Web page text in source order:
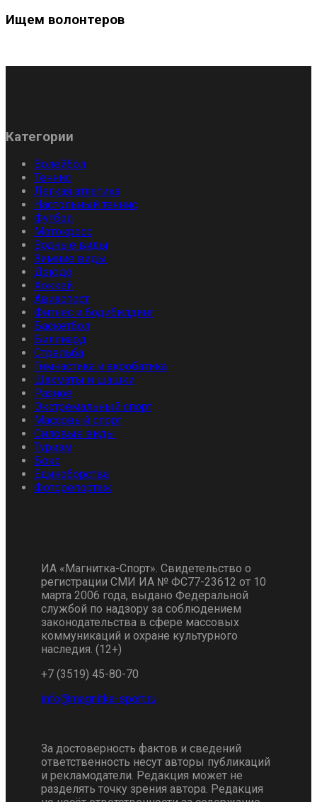
Ищем волонтеров
Категории
Волейбол
Теннис
Легкая атлетика
Настольный теннис
Футбол
Мотокросс
Водные виды
Зимние виды
Дзюдо
Хоккей
Авиаспорт
Фитнес и бодибилдинг
Баскетбол
Биллиард
Стрельба
Гимнастика и акробатика
Шахматы и шашки
Разное
Экстремальный спорт
Массовый спорт
Силовые виды
Туризм
Бокс
Единоборства
Фоторепортаж
ИА «Магнитка-Спорт». Свидетельство о
регистрации СМИ ИА № ФС77-23612 от 10
марта 2006 года, выдано Федеральной
службой по надзору за соблюдением
законодательства в сфере массовых
коммуникаций и охране культурного
наследия. (12+)
+7 (3519) 45-80-70
За достоверность фактов и сведений
ответственность несут авторы публикаций
и рекламодатели. Редакция может не
разделять точку зрения автора. Редакция